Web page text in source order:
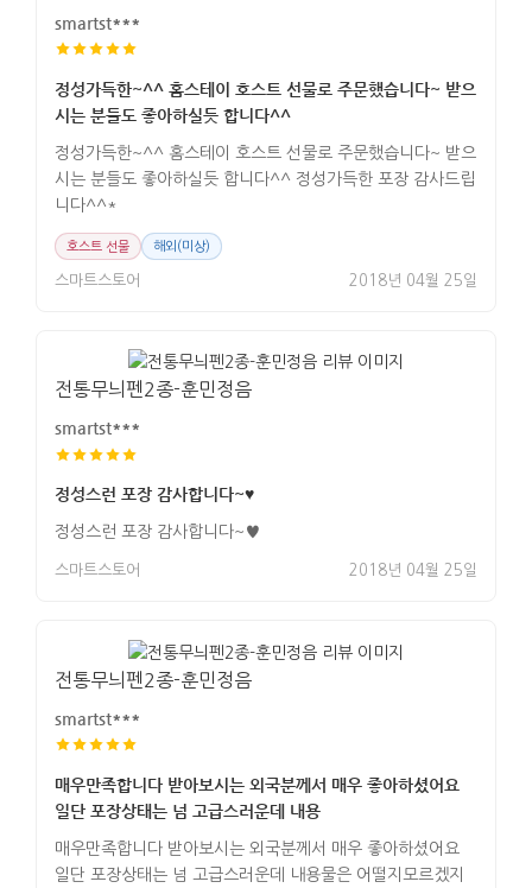
smartst***
정성가득한~^^ 홈스테이 호스트 선물로 주문했습니다~ 받으
시는 분들도 좋아하실듯 합니다^^
정성가득한~^^ 홈스테이 호스트 선물로 주문했습니다~ 받으
시는 분들도 좋아하실듯 합니다^^ 정성가득한 포장 감사드립
니다^^*
호스트 선물 해외(미상)
스마트스토어 2018년 04월 25일
전통무늬펜2종-훈민정음
smartst***
정성스런 포장 감사합니다~♥
정성스런 포장 감사합니다~♥
스마트스토어 2018년 04월 25일
전통무늬펜2종-훈민정음
smartst***
매우만족합니다 받아보시는 외국분께서 매우 좋아하셨어요
일단 포장상태는 넘 고급스러운데 내용
매우만족합니다 받아보시는 외국분께서 매우 좋아하셨어요
일단 포장상태는 넘 고급스러운데 내용물은 어떨지모르겠지